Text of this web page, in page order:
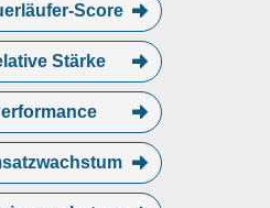
Score
Stärke